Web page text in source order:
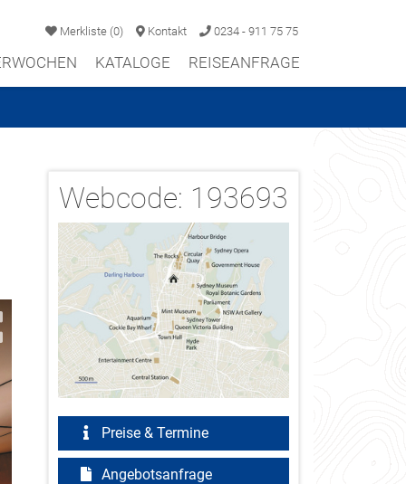
Merkliste (0) Kontakt 0234 - 911 75 75
KATALOGE REISEANFRAGE
Webcode: 193693
Preise & Termine
Angebotsanfrage
2/14